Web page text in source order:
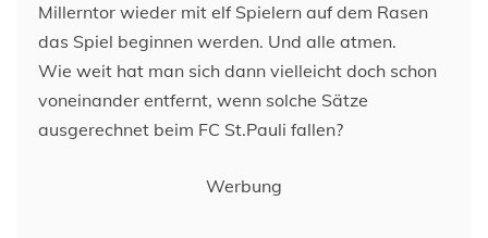
Millerntor wieder mit elf Spielern auf dem Rasen
das Spiel beginnen werden. Und alle atmen.
Wie weit hat man sich dann vielleicht doch schon
voneinander entfernt, wenn solche Sätze
ausgerechnet beim FC St.Pauli fallen?
Werbung